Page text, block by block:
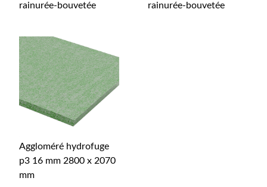
rainurée-bouvetée
rainurée-bouvetée
Aggloméré hydrofuge
p3 16 mm 2800 x 2070
mm